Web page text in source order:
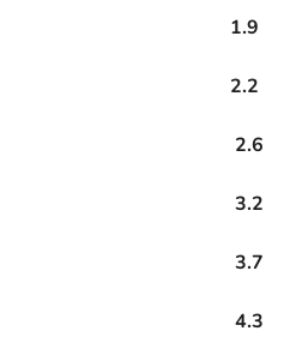
kg 1.9
kg 2.2
kg 2.6
kg 3.2
kg 3.7
kg 4.3